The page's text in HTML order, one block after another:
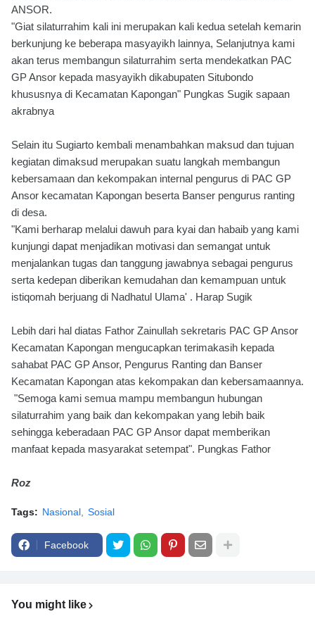
ANSOR.
"Giat silaturrahim kali ini merupakan kali kedua setelah kemarin
berkunjung ke beberapa masyayikh lainnya, Selanjutnya kami
akan terus membangun silaturrahim serta mendekatkan PAC
GP Ansor kepada masyayikh dikabupaten Situbondo
khususnya di Kecamatan Kapongan" Pungkas Sugik sapaan
akrabnya
Selain itu Sugiarto kembali menambahkan maksud dan tujuan
kegiatan dimaksud merupakan suatu langkah membangun
kebersamaan dan kekompakan internal pengurus di PAC GP
Ansor kecamatan Kapongan beserta Banser pengurus ranting
di desa.
"Kami berharap melalui dawuh para kyai dan habaib yang kami
kunjungi dapat menjadikan motivasi dan semangat untuk
menjalankan tugas dan tanggung jawabnya sebagai pengurus
serta kedepan diberikan kemudahan dan kemampuan untuk
istiqomah berjuang di Nadhatul Ulama' . Harap Sugik
Lebih dari hal diatas Fathor Zainullah sekretaris PAC GP Ansor
Kecamatan Kapongan mengucapkan terimakasih kepada
sahabat PAC GP Ansor, Pengurus Ranting dan Banser
Kecamatan Kapongan atas kekompakan dan kebersamaannya.
"Semoga kami semua mampu membangun hubungan
silaturrahim yang baik dan kekompakan yang lebih baik
sehingga keberadaan PAC GP Ansor dapat memberikan
manfaat kepada masyarakat setempat". Pungkas Fathor
Roz
Tags: Nasional Sosial
Facebook
You might like